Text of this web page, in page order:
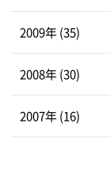
2009年 (35)
2008年 (30)
2007年 (16)